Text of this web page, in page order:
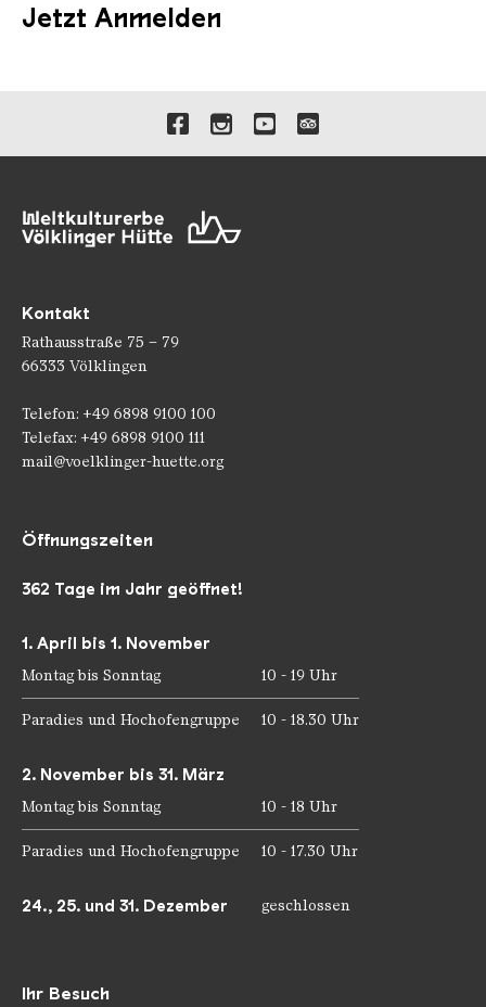
Jetzt Anmelden
Verlinkungen zu unseren
Kontakt
Rathausstraße 75 – 79
66333 Völklingen
Telefon: +49 6898 9100 100
Telefax: +49 6898 9100 111
mail@voelklinger-huette.org
Ihr Besuch
Öffnungszeiten
362 Tage im Jahr geöffnet!
1. April bis 1. November
Montag bis Sonntag 10 - 19 Uhr
Paradies und Hochofengruppe 10 - 18.30 Uhr
2. November bis 31. März
Montag bis Sonntag 10 - 18 Uhr
Paradies und Hochofengruppe 10 - 17.30 Uhr
24., 25. und 31. Dezember geschlossen